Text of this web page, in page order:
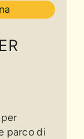
parco di